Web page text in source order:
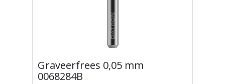
Graveerfrees 0,05 mm
0068284B